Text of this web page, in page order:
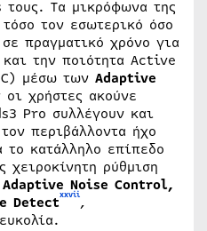
τους. Τα μικρόφωνα της
τον εσωτερικό όσο
πραγματικό χρόνο για
την ποιότητα Active
μέσω των Adaptive
οι χρήστες ακούνε
Pro συλλέγουν και
περιβάλλοντα ήχο
το κατάλληλο επίπεδο
χειροκίνητη ρύθμιση
Adaptive Noise Control,
Detectxxvii,